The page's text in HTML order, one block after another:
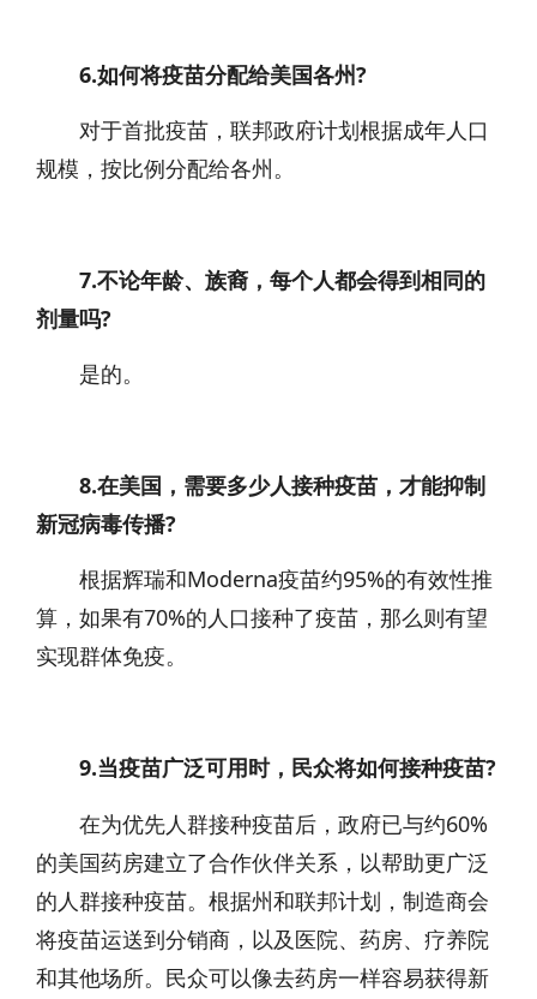
6.如何将疫苗分配给美国各州?
对于首批疫苗，联邦政府计划根据成年人口
规模，按比例分配给各州。
7.不论年龄、族裔，每个人都会得到相同的
剂量吗?
是的。
8.在美国，需要多少人接种疫苗，才能抑制
新冠病毒传播?
根据辉瑞和Moderna疫苗约95%的有效性推
算，如果有70%的人口接种了疫苗，那么则有望
实现群体免疫。
9.当疫苗广泛可用时，民众将如何接种疫苗?
在为优先人群接种疫苗后，政府已与约60%
的美国药房建立了合作伙伴关系，以帮助更广泛
的人群接种疫苗。根据州和联邦计划，制造商会
将疫苗运送到分销商，以及医院、药房、疗养院
和其他场所。民众可以像去药房一样容易获得新